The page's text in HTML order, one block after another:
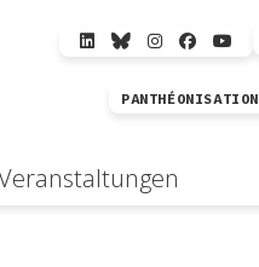
PANTHÉONISATION